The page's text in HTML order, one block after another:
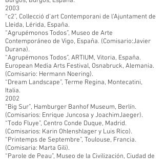
2003
“c2”, Collecció d’art Contemporani de l’Ajuntament de
Lleida, Lérida, España.
“Agrupémonos Todos”, Museo de Arte
Contemporáneo de Vigo, España. (Comisario:Javier
Durana).
“Agrupémonos Todos”, ARTIUM, Vitoria, España.
European Media Arts Festival, Osnabruck, Alemania.
(Comisario: Hermann Noering).
“Dream Landscape”, Terme Regina, Montecatini,
Italia.
2002
“Big Sur”, Hamburger Banhof Museum, Berlín.
(Comisarios: Enrique Juncosa y JoachimJaeger).
“Todo Fluye”, Centro Conde Duque, Madrid.
(Comisarios: Karin Ohlenshlager y Luis Rico).
“Printemps de Septembre”, Toulouse, Francia.
(Comisaria: Marta Gili).
“Parole de Peau”, Museo de la Civilización, Ciudad de